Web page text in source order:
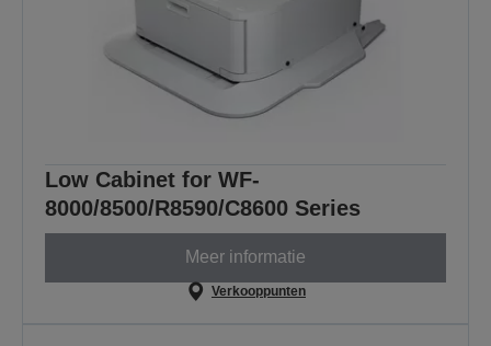
Low Cabinet for WF-
8000/8500/R8590/C8600 Series
Meer informatie
Verkooppunten